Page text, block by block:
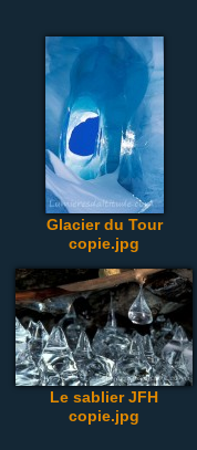
Glacier du Tour
copie.jpg
Le sablier JFH
copie.jpg